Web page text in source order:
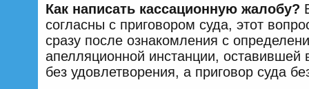
Как написать кассационную жалобу?
согласны с приговором суда, этот
сразу после ознакомления с
апелляционной инстанции,
без удовлетворения, а приговор суда